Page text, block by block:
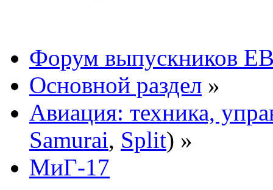
Форум выпускников
Основной раздел »
Авиация: техника,
Samurai, Split) »
МиГ-17